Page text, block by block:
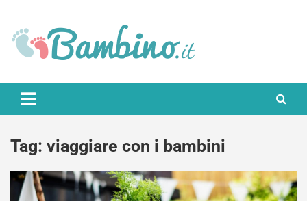
content
Bambino.it
Tag: viaggiare con i bambini